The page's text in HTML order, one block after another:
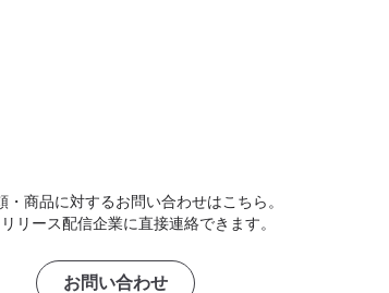
・商品に対するお問い合わせはこちら。
リース配信企業に直接連絡できます。
お問い合わせ